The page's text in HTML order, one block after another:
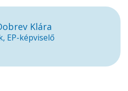
Klára
EP-képviselő